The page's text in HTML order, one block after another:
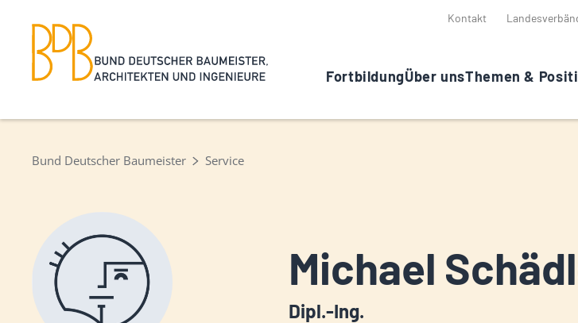
Kontakt
FortbildungÜber unsThemen &
Bund Deutscher Baumeister Service
Michael
Dipl.-Ing.